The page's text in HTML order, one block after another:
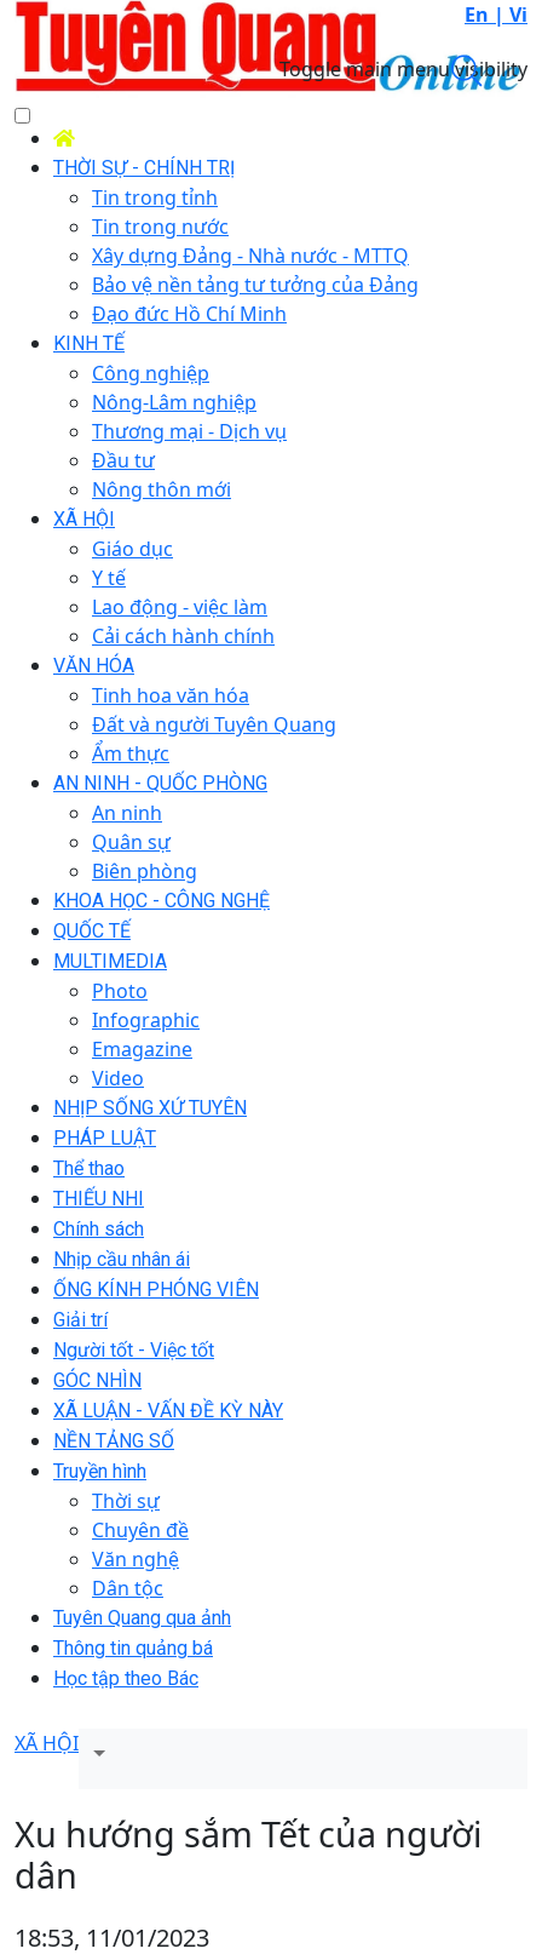
En | Vi
Toggle main menu visibility
THỜI SỰ - CHÍNH TRỊ
Tin trong tỉnh
Tin trong nước
Xây dựng Đảng - Nhà nước - MTTQ
Bảo vệ nền tảng tư tưởng của Đảng
Đạo đức Hồ Chí Minh
KINH TẾ
Công nghiệp
Nông-Lâm nghiệp
Thương mại - Dịch vụ
Đầu tư
Nông thôn mới
XÃ HỘI
Giáo dục
Y tế
Lao động - việc làm
Cải cách hành chính
VĂN HÓA
Tinh hoa văn hóa
Đất và người Tuyên Quang
Ẩm thực
AN NINH - QUỐC PHÒNG
An ninh
Quân sự
Biên phòng
KHOA HỌC - CÔNG NGHỆ
QUỐC TẾ
MULTIMEDIA
Photo
Infographic
Emagazine
Video
NHỊP SỐNG XỨ TUYÊN
PHÁP LUẬT
Thể thao
THIẾU NHI
Chính sách
Nhịp cầu nhân ái
ỐNG KÍNH PHÓNG VIÊN
Giải trí
Người tốt - Việc tốt
GÓC NHÌN
XÃ LUẬN - VẤN ĐỀ KỲ NÀY
NỀN TẢNG SỐ
Truyền hình
Thời sự
Chuyên đề
Văn nghệ
Dân tộc
Tuyên Quang qua ảnh
Thông tin quảng bá
Học tập theo Bác
XÃ HỘI
Xu hướng sắm Tết của người
dân
18:53, 11/01/2023